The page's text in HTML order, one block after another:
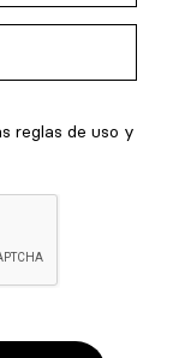
reglas de uso y